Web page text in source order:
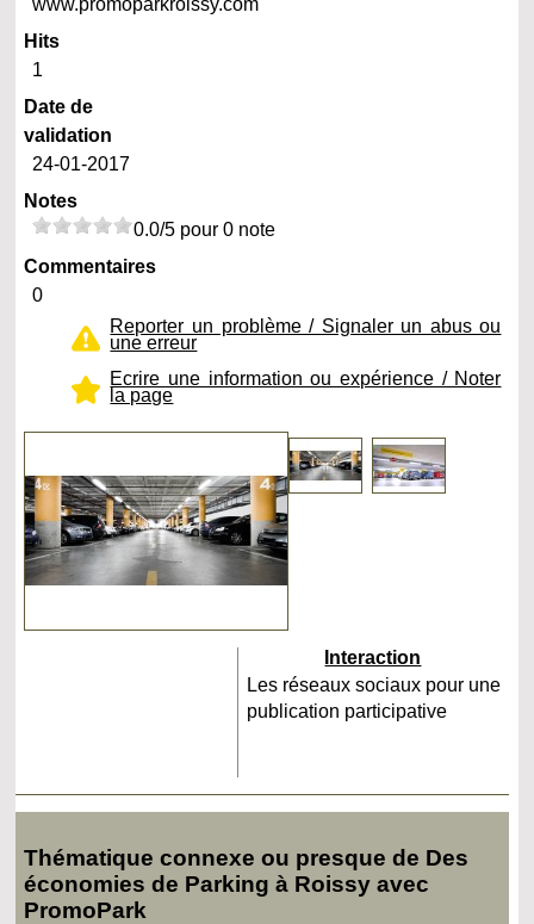
www.promoparkroissy.com
Hits
1
Date de
validation
24-01-2017
Notes
0.0/5 pour 0 note
Commentaires
0
Reporter un problème / Signaler un abus ou
une erreur
Ecrire une information ou expérience / Noter
la page
Interaction
Les réseaux sociaux pour une
publication participative
Thématique connexe ou presque de Des
économies de Parking à Roissy avec
PromoPark